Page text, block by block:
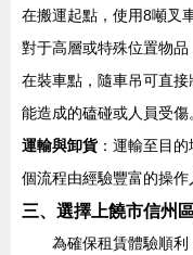
在搬運起點，使用8噸叉
對于高層或特殊位置物品
在裝車點，隨車吊可直
能造成的磕碰或人員受傷
運輸與卸貨：運輸至目
個流程由經驗豐富的操作
三、選擇上饒市信州
為確保租賃體驗順利